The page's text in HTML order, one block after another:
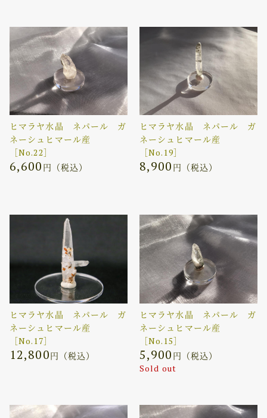
ヒマラヤ水晶 ネパール ガ
ネーシュヒマール産
［No.22］
6,600 円（税込）
ヒマラヤ水晶 ネパール ガ
ネーシュヒマール産
［No.19］
8,900 円（税込）
ヒマラヤ水晶 ネパール ガ
ネーシュヒマール産
［No.17］
12,800円（税込）
ヒマラヤ水晶 ネパール ガ
ネーシュヒマール産
［No.15］
5,900 円（税込）
Sold out